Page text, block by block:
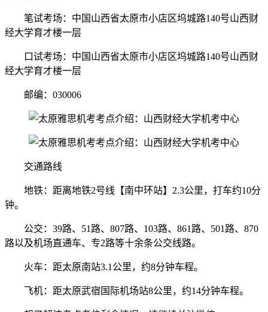
笔试考场：中国山西省太原市小店区坞城路140号山西财
经大学育才楼一层
口试考场：中国山西省太原市小店区坞城路140号山西财
经大学育才楼一层
邮编：030006
交通路线
地铁：距离地铁2号线【南中环站】2.3公里，打车约10分
钟。
公交：39路、51路、807路、103路、861路、501路、870
路以及机场直通车、专2路等十余条公交线路。
火车：距太原南站3.1公里，约8分钟车程。
飞机：距太原武宿国际机场站8公里，约14分钟车程。